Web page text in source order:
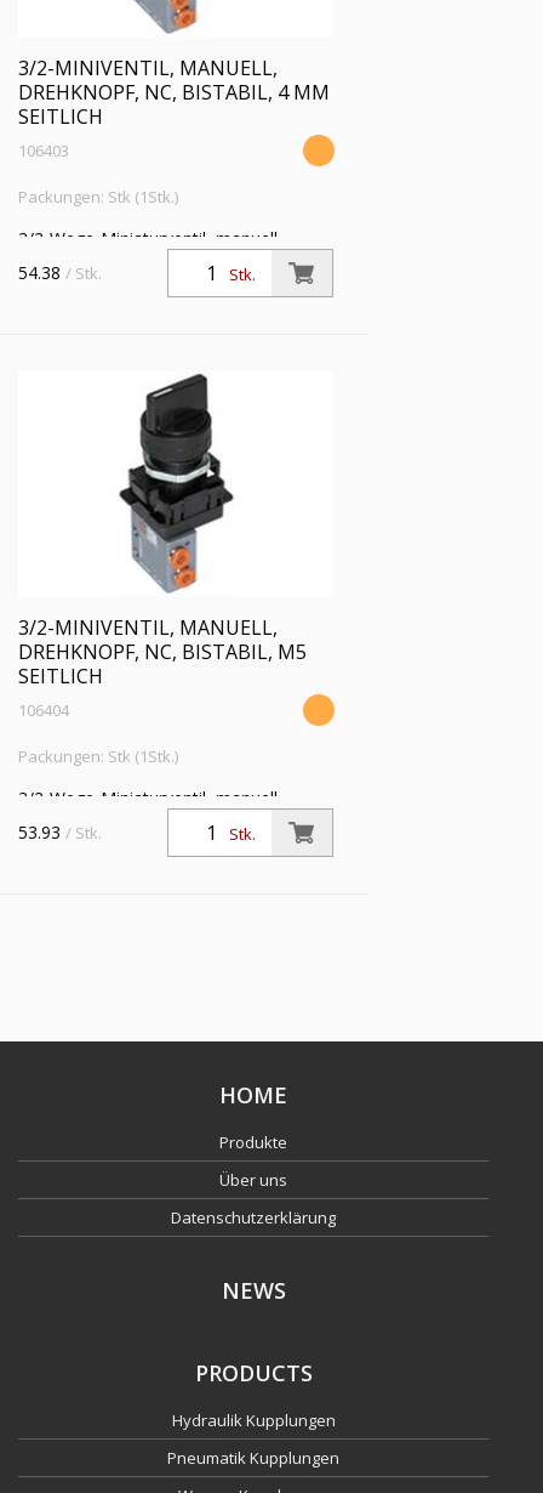
3/2-MINIVENTIL, MANUELL,
DREHKNOPF, NC, BISTABIL, 4 MM
SEITLICH
106403
Packungen: Stk (1Stk.)
3/2-Wege-Miniaturventil, manuell,
Drehknopf, NC, bistabil, 4 mm seitlich,
Betriebsdr. 0,5 - 10 bar, Betriebstemp.
Stk.
54.38 / Stk.
3/2-MINIVENTIL, MANUELL,
DREHKNOPF, NC, BISTABIL, M5
SEITLICH
106404
Packungen: Stk (1Stk.)
3/2-Wege-Miniaturventil, manuell,
Drehknopf, NC, bistabil, M5 seitlich,
Betriebsdr. 0,5 - 10 bar, Betriebstemp.
Stk.
53.93 / Stk.
HOME
Produkte
Über uns
Datenschutzerklärung
NEWS
PRODUCTS
Hydraulik Kupplungen
Pneumatik Kupplungen